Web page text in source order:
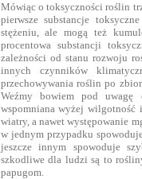
Mówiąc o toksyczności roślin
pierwsze substancje
stężeniu, ale mogą też
procentowa substancji
zależności od stanu rozwoju
innych czynników
przechowywania roślin po
Weźmy bowiem pod
wspomniana wyżej wilgotność
wiatry, a nawet występowanie
w jednym przypadku
jeszcze innym spowoduje
szkodliwe dla ludzi są to
papugom.